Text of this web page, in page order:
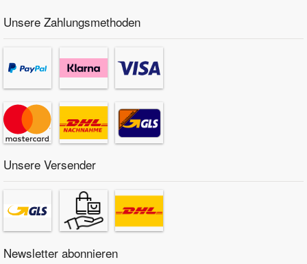
Unsere Zahlungsmethoden
Unsere Versender
Newsletter abonnieren